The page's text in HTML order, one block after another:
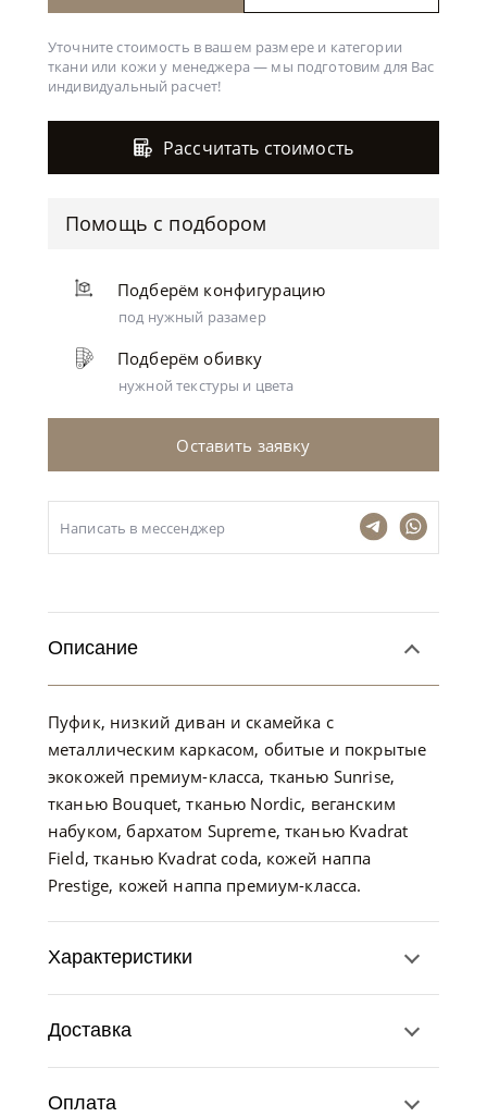
Уточните стоимость в вашем размере и категории
ткани или кожи у менеджера — мы подготовим для Вас
индивидуальный расчет!
Рассчитать стоимость
Помощь с подбором
Подберём конфигурацию
под нужный разамер
Подберём обивку
нужной текстуры и цвета
Оставить заявку
Написать в мессенджер
Описание
Пуфик, низкий диван и скамейка с
металлическим каркасом, обитые и покрытые
экокожей премиум-класса, тканью Sunrise,
тканью Bouquet, тканью Nordic, веганским
набуком, бархатом Supreme, тканью Kvadrat
Field, тканью Kvadrat coda, кожей наппа
Prestige, кожей наппа премиум-класса.
Характеристики
Доставка
Оплата